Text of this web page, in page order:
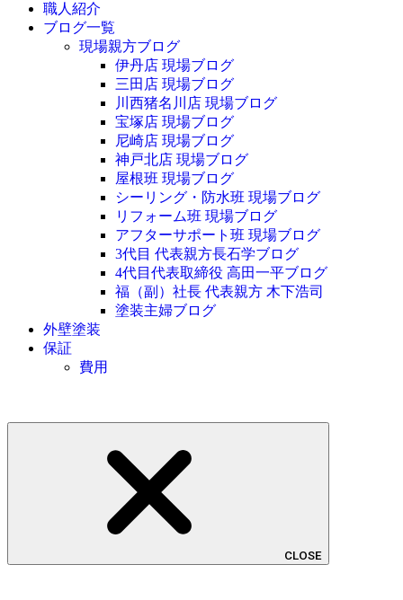
職人紹介
ブログ一覧
現場親方ブログ
伊丹店 現場ブログ
三田店 現場ブログ
川西猪名川店 現場ブログ
宝塚店 現場ブログ
尼崎店 現場ブログ
神戸北店 現場ブログ
屋根班 現場ブログ
シーリング・防水班 現場ブログ
リフォーム班 現場ブログ
アフターサポート班 現場ブログ
3代目 代表親方長石学ブログ
4代目代表取締役 高田一平ブログ
福（副）社長 代表親方 木下浩司
塗装主婦ブログ
外壁塗装
保証
費用
CLOSE